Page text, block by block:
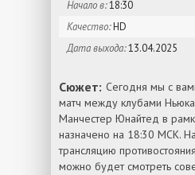
Начало в:18:30
Качество:HD
Дата выхода:13.04.2025
Сюжет: Сегодня мы с
матч между клубами
Манчестер Юнайтед в
назначено на 18:30 МСК.
трансляцию
можно будет смотреть